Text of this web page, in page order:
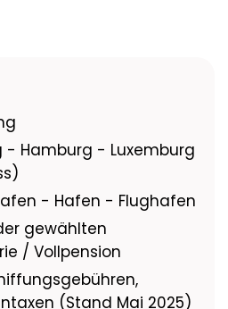
Restaurants
Buffet-Restaurant, eine
- Hamburg - Luxemburg
- Hafen - Flughafen
gewählten
/ Vollpension
(Stand Mai 2025)